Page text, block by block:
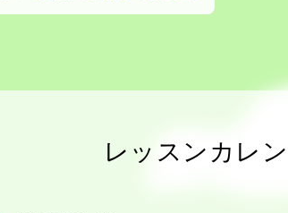
レッスンカレ